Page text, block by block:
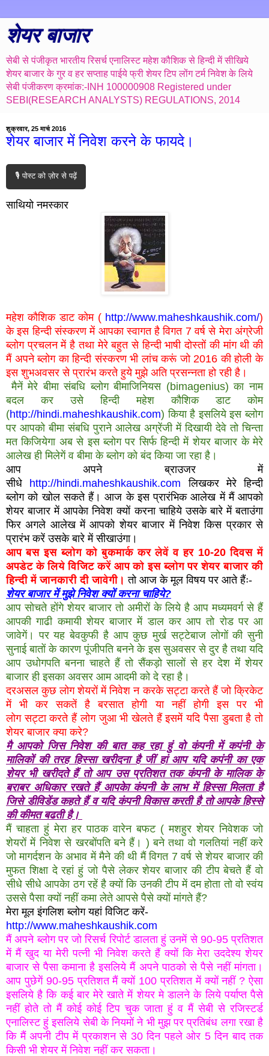
शेयर बाजार
सेबी से पंजीकृत भारतीय रिसर्च एनालिस्ट महेश कौशिक से हिन्दी में सीखिये
शेयर बाजार के गुर व हर सप्ताह पाईये फ्री शेयर टिप लोंग टर्म निवेश के लिये
सेबी पंजीकरण क्रमांक:-INH 100000908 Registered under
SEBI(RESEARCH ANALYSTS) REGULATIONS, 2014
शुक्रवार, 25 मार्च 2016
शेयर बाजार में निवेश करने के फायदे।
🎙️ पोस्ट को ज़ोर से पढ़ें
साथियो नमस्कार
महेश कौशिक डाट कोम ( http://www.maheshkaushik.com/)
के इस हिन्दी संस्करण में आपका स्वागत है विगत 7 वर्ष से मेरा अंग्रेजी
ब्लोग प्रचलन में है तथा मेरे बहुत से हिन्दी भाषी दोस्तों की मांग थी की
मैं अपने ब्लोग का हिन्दी संस्करण भी लांच करूं जो 2016 की होली के
इस शुभअवसर से प्रारंभ करते हुये मुझे अति प्रसन्नता हो रही है।
मैनें मेरे बीमा संबधि ब्लोग बीमाजिनियस (bimagenius) का नाम
बदल कर उसे हिन्दी महेश कौशिक डाट कोम
(http://hindi.maheshkaushik.com) किया है इसलिये इस ब्लोग
पर आपको बीमा संबधि पुराने आलेख अग्रेंजी में दिखायी देवे तो चिन्ता
मत किजियेगा अब से इस ब्लोग पर सिर्फ हिन्दी में शेयर बाजार के मेरे
आलेख ही मिलेगें व बीमा के ब्लोग को बंद किया जा रहा है।
आप अपने ब्राउजर में
सीधे http://hindi.maheshkaushik.com लिखकर मेरे हिन्दी
ब्लोग को खोल सकते हैं। आज के इस प्रारंभिक आलेख में मैं आपको
शेयर बाजार में आपकेा निवेश क्यों करना चाहिये उसके बारे में बताउंगा
फिर अगले आलेख में आपको शेयर बाजार में निवेश किस प्रकार से
प्रारंभ करें उसके बारे में सीखाउंगा।
आप बस इस ब्लोग को बुकमार्क कर लेवें व हर 10-20 दिवस में
अपडेट के लिये विजिट करें आप को इस ब्लोग पर शेयर बाजार की
हिन्दी में जानकारी दी जावेगी। तो आज के मूल विषय पर आते हैंः-
शेयर बाजार में मुझे निवेश क्यों करना चाहिये?
आप सोचते होंगे शेयर बाजार तो अमीरों के लिये है आप मध्यमवर्ग से हैं
आपकी गाढी कमायी शेयर बाजार में डाल कर आप तो रोड पर आ
जावेगें। पर यह बेवकुफी है आप कुछ मुर्ख सट्टेबाज लोगों की सुनी
सुनाई बातों के कारण पूंजीपति बनने के इस सुअवसर से दुर है तथा यदि
आप उधोगपति बनना चाहते हैं तो सैंकड़ो सालों से हर देश मेंं शेयर
बाजार ही इसका अवसर आम आदमी को दे रहा है।
दरअसल कुछ लोग शेयरों में निवेश न करके सट्टा करते हैं जो क्रिकेट
में भी कर सकतें है बरसात होगी या नहीं होगी इस पर भी
लोगसट्टाकरते हैं लोग जुआ भी खेलते हैं इसमें यदि पैसा डुबता है तो
शेयर बाजार क्या करे?
मै आपको जिस निवेश की बात कह रहा हुं वो कंपनी में कपंनी के
मालिकों की तरह हिस्सा खरीदना है जीं हां आप यदि कपंनी का एक
शेयर भी खरीदते हैं तो आप उस प्रतिशत तक कंपनी के मालिक के
बराबर अधिकार रखते हैं आपकेा कंपनी के लाभ में हिस्सा मिलता है
जिसे डीविडेंड कहते हैं व यदि कंपनी विकास करती है तो आपके हिस्से
की कीमत बढती है।
मैं चाहता हुं मेरा हर पाठक वारेन बफट ( मशहुर शेयर निवेशक जो
शेयरों में निवेश से खरबोंपति बने हैं। ) बने तथा वो गलतियां नहीं करे
जो मागर्दशन के अभाव में मैने की थी मैं विगत 7 वर्ष से शेयर बाजार की
मुफत शिक्षा दे रहां हुं जो पैसे लेकर शेयर बाजार की टीप बेचते हैं वो
सीधे सीधे आपकेा ठग रहें है क्यों कि उनकी टीप में दम होता तो वो स्वंय
उससे पैसा क्यों नहीं कमा लेते आपसे पैसे क्यों मांगते हैं?
मेरा मूल इंगलिश ब्लोग यहां विजिट करें-
http://www.maheshkaushik.com
मैं अपने ब्लोग पर जो रिसर्च रिपोर्ट डालता हुं उनमें से 90-95 प्रतिशत
में मैं खुद या मेरी पत्नी भी निवेश करते हैं क्यों कि मेरा उददेश्य शेयर
बाजार से पैसा कमाना है इसलिये मैं अपने पाठको से पैसे नहीं मांगता।
आप पुछेगें 90-95 प्रतिशत मैं क्यों 100 प्रतिशत में क्यों नहीं ? ऐसा
इसलिये है कि कई बार मेरे खाते में शेयर मे डालने के लिये पर्याप्त पैसे
नहीं होते तो मैं कोई कोई टिप चुक जाता हुं व मैं सेबी से रजिस्टर्ड
एनालिस्ट हुं इसलिये सेबी के नियमों ने भी मुझ पर प्रतिबंध लगा रखा है
कि मैं अपनी टीप में प्रकाशन से 30 दिन पहले ओर 5 दिन बाद तक
किसी भी शेयर में निवेश नहीं कर सकता।